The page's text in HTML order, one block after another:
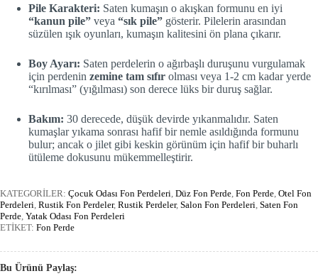
Pile Karakteri: Saten kumaşın o akışkan formunu en iyi
“kanun pile” veya “sık pile” gösterir. Pilelerin arasından
süzülen ışık oyunları, kumaşın kalitesini ön plana çıkarır.
Boy Ayarı: Saten perdelerin o ağırbaşlı duruşunu vurgulamak
için perdenin zemine tam sıfır olması veya 1-2 cm kadar yerde
“kırılması” (yığılması) son derece lüks bir duruş sağlar.
Bakım: 30 derecede, düşük devirde yıkanmalıdır. Saten
kumaşlar yıkama sonrası hafif bir nemle asıldığında formunu
bulur; ancak o jilet gibi keskin görünüm için hafif bir buharlı
ütüleme dokusunu mükemmelleştirir.
KATEGORİLER: Çocuk Odası Fon Perdeleri Düz Fon Perde Fon Perde Otel Fon
Perdeleri Rustik Fon Perdeler, Rustik Perdeler, Salon Fon Perdeleri Saten Fon
Perde Yatak Odası Fon Perdeleri
ETİKET: Fon Perde
Bu Ürünü Paylaş: